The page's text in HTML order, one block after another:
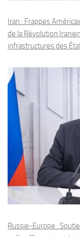
Iran : Frappes
de la Révolution
infrastructures des
Russie-Europe :